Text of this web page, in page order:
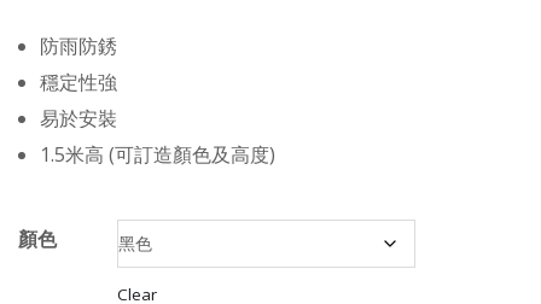
防雨防銹
穩定性強
易於安裝
1.5米高 (可訂造顏色及高度)
顏色
Clear